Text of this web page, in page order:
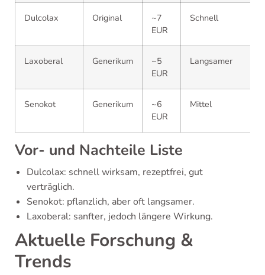
Dulcolax Original
~7
EUR
Schnell
Laxoberal Generikum
~5
EUR
Langsamer
Senokot Generikum
~6
EUR
Mittel
Vor- und Nachteile Liste
Dulcolax: schnell wirksam, rezeptfrei, gut
verträglich.
Senokot: pflanzlich, aber oft langsamer.
Laxoberal: sanfter, jedoch längere Wirkung.
Aktuelle Forschung &
Trends